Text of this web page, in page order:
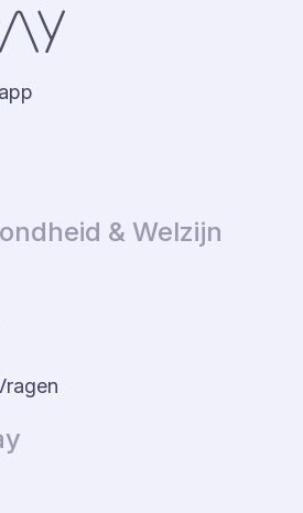
& Welzijn